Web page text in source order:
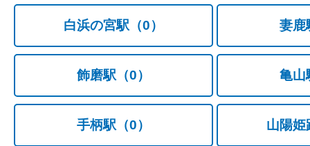
白浜の宮駅 （0） 妻鹿
飾磨駅 （0） 亀山
手柄駅 （0） 山陽姫